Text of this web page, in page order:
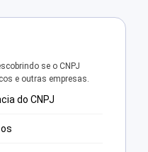
se o CNPJ
e outras empresas.
do CNPJ